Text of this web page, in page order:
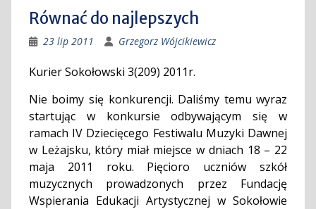
Równać do najlepszych
23 lip 2011 Grzegorz Wójcikiewicz
Kurier Sokołowski 3(209) 2011r.
Nie boimy się konkurencji. Daliśmy temu wyraz
startując w konkursie odbywającym się w
ramach IV Dziecięcego Festiwalu Muzyki Dawnej
w Leżajsku, który miał miejsce w dniach 18 – 22
maja 2011 roku. Pięcioro uczniów szkół
muzycznych prowadzonych przez Fundację
Wspierania Edukacji Artystycznej w Sokołowie